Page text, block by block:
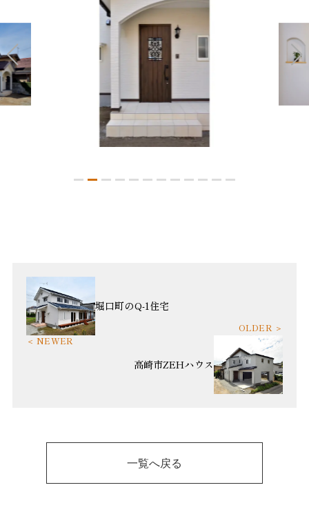
堀口町のQ-1住宅
高崎市ZEHハウス
一覧へ戻る